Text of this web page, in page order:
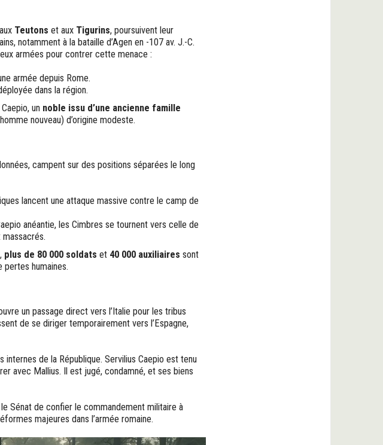
Teutons et aux Tigurins, poursuivent leur
notamment à la bataille d’Agen en -107 av. J.-C.
armées pour contrer cette menace :
armée depuis Rome.
dans la région.
un noble issu d’une ancienne famille
nouveau) d’origine modeste.
campent sur des positions séparées le long
lancent une attaque massive contre le camp de
anéantie, les Cimbres se tournent vers celle de
plus de 80 000 soldats et 40 000 auxiliaires sont
humaines.
un passage direct vers l’Italie pour les tribus
de se diriger temporairement vers l’Espagne,
internes de la République. Servilius Caepio est tenu
avec Mallius. Il est jugé, condamné, et ses biens
Sénat de confier le commandement militaire à
majeures dans l’armée romaine.